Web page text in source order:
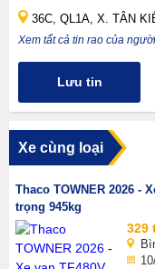
36C, QL1A, X. TÂN
Xem tất cả tin rao của
Lưu tin
Xe cùng loại
Thaco TOWNER 2026 -
trọng 945kg
329